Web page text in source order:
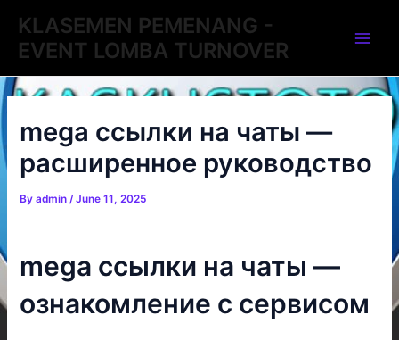
content
KLASEMEN PEMENANG -
EVENT LOMBA TURNOVER
mega ссылки на чаты —
расширенное руководство
Byadmin/June 11, 2025
mega ссылки на чаты —
ознакомление с сервисом
navigation